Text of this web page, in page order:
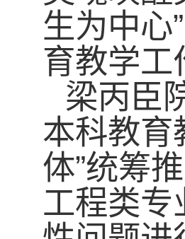
生为中心
育教学工
梁丙臣
本科教育
体”统筹
工程类专